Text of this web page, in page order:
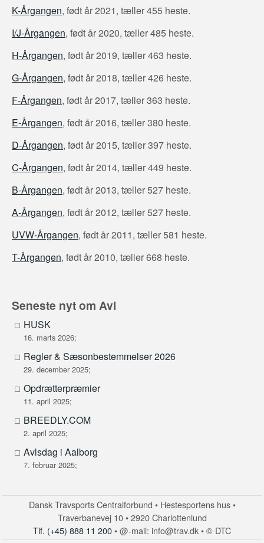
K-Årgangen, født år 2021, tæller 455 heste.
I/J-Årgangen, født år 2020, tæller 485 heste.
H-Årgangen, født år 2019, tæller 463 heste.
G-Årgangen, født år 2018, tæller 426 heste.
F-Årgangen, født år 2017, tæller 363 heste.
E-Årgangen, født år 2016, tæller 380 heste.
D-Årgangen, født år 2015, tæller 397 heste.
C-Årgangen, født år 2014, tæller 449 heste.
B-Årgangen, født år 2013, tæller 527 heste.
A-Årgangen, født år 2012, tæller 527 heste.
UVW-Årgangen, født år 2011, tæller 581 heste.
T-Årgangen, født år 2010, tæller 668 heste.
Seneste nyt om Avl
HUSK
16. marts 2026;
Regler & Sæsonbestemmelser 2026
29. december 2025;
Opdrætterpræmier
11. april 2025;
BREEDLY.COM
2. april 2025;
Avlsdag i Aalborg
7. februar 2025;
Dansk Travsports Centralforbund • Hestesportens hus •
Traverbanevej 10 • 2920 Charlottenlund
Tlf. (+45) 888 11 200• @-mail: info@trav.dk • © DTC